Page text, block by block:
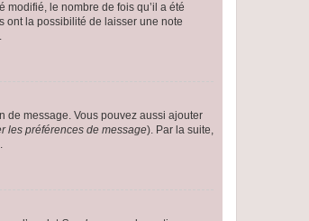
modifié, le nombre de fois qu’il a été
ont la possibilité de laisser une note
de message. Vous pouvez aussi ajouter
les préférences de message). Par la suite,